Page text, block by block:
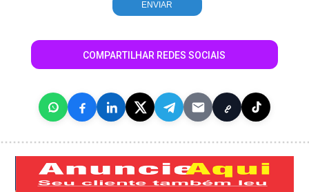
COMPARTILHAR REDES SOCIAIS